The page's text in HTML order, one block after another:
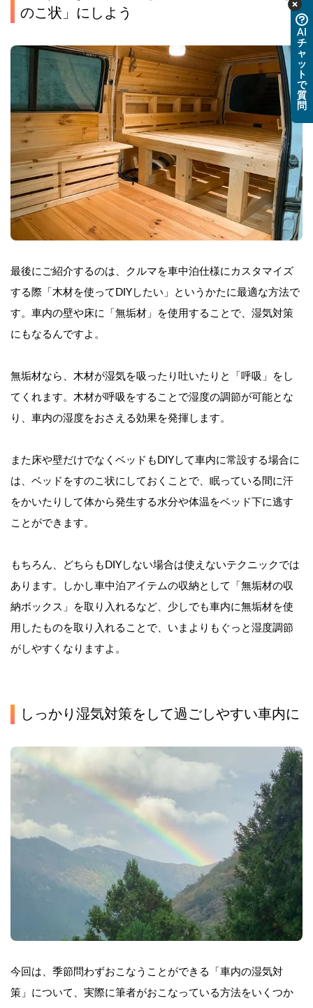
のこ状」にしよう
最後にご紹介するのは、クルマを車中泊仕様にカスタマイズ
する際「木材を使ってDIYしたい」というかたに最適な方法で
す。車内の壁や床に「無垢材」を使用することで、湿気対策
にもなるんですよ。
無垢材なら、木材が湿気を吸ったり吐いたりと「呼吸」をし
てくれます。木材が呼吸をすることで湿度の調節が可能とな
り、車内の湿度をおさえる効果を発揮します。
また床や壁だけでなくベッドもDIYして車内に常設する場合に
は、ベッドをすのこ状にしておくことで、眠っている間に汗
をかいたりして体から発生する水分や体温をベッド下に逃す
ことができます。
もちろん、どちらもDIYしない場合は使えないテクニックでは
あります。しかし車中泊アイテムの収納として「無垢材の収
納ボックス」を取り入れるなど、少しでも車内に無垢材を使
用したものを取り入れることで、いまよりもぐっと湿度調節
がしやすくなりますよ。
しっかり湿気対策をして過ごしやすい車内に
今回は、季節問わずおこなうことができる「車内の湿気対
策」について、実際に筆者がおこなっている方法をいくつか
AI
チ
ャ
ッ
ト
で
質
問